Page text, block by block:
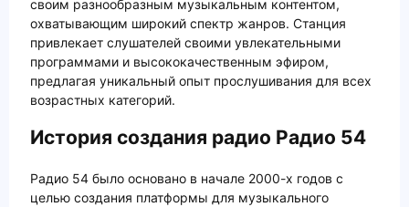
своим разнообразным музыкальным контентом,
охватывающим широкий спектр жанров. Станция
привлекает слушателей своими увлекательными
программами и высококачественным эфиром,
предлагая уникальный опыт прослушивания для всех
возрастных категорий.
История создания радио Радио 54
Радио 54 было основано в начале 2000-х годов с
целью создания платформы для музыкального